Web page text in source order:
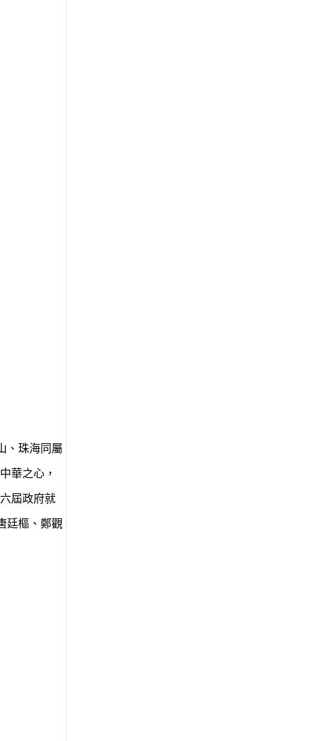
、珠海同屬
華之心，
屆政府就
廷樞、鄭觀